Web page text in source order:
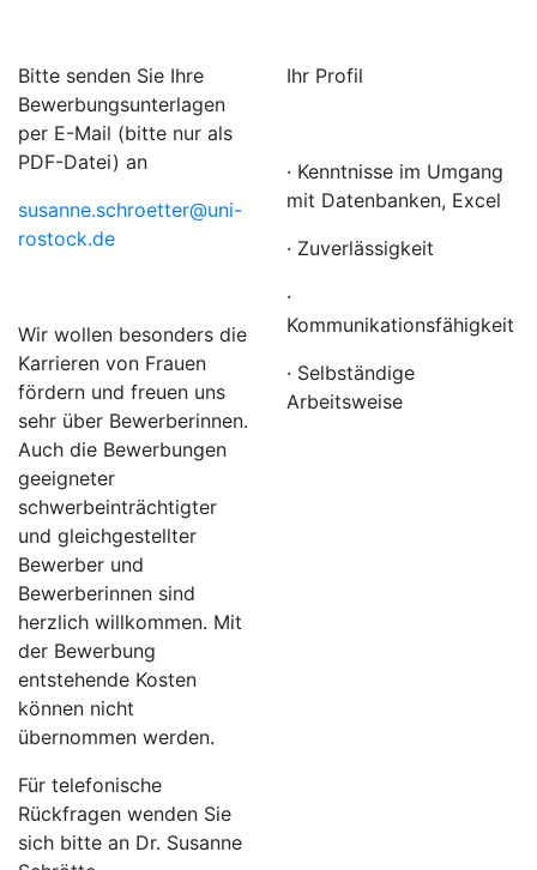
Bitte senden Sie Ihre
Bewerbungsunterlagen
per E-Mail (bitte nur als
PDF-Datei) an
susanne.schroetter@uni-
rostock.de
Wir wollen besonders die
Karrieren von Frauen
fördern und freuen uns
sehr über Bewerberinnen.
Auch die Bewerbungen
geeigneter
schwerbeinträchtigter
und gleichgestellter
Bewerber und
Bewerberinnen sind
herzlich willkommen. Mit
der Bewerbung
entstehende Kosten
können nicht
übernommen werden.
Für telefonische
Rückfragen wenden Sie
sich bitte an Dr. Susanne
Ihr Profil
· Kenntnisse im Umgang
mit Datenbanken, Excel
· Zuverlässigkeit
·
Kommunikationsfähigkeit
· Selbständige
Arbeitsweise